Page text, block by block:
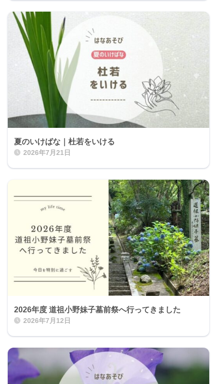
夏のいけばな｜杜若をいける
2026年7月21日
2026年度 道祖小野妹子墓前祭へ行ってきました
2026年7月12日